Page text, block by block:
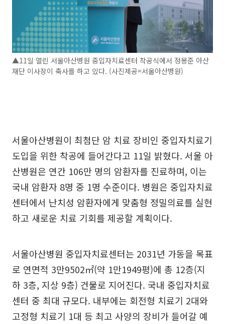
▲11일 열린 서울아산병원 중입자치료센터 착공식에서 정몽준 아산
재단 이사장이 축사를 하고 있다. (사진제공=서울아산병원)
서울아산병원이 최첨단 암 치료 장비인 중입자치료기
도입을 위한 착공에 들어간다고 11일 밝혔다. 서울 아
산병원은 연간 106만 명의 암환자를 진료하며, 이는
국내 암환자 8명 중 1명 수준이다. 병원은 중입자치료
센터에서 난치성 암환자에게 맞춤형 정밀의료를 실현
하고 새로운 치료 기회를 제공할 계획이다.
서울아산병원 중입자치료센터는 2031년 가동을 목표
로 연면적 3만9502㎡(약 1만1949평)에 총 12층(지
하 3층, 지상 9층) 건물로 지어진다. 국내 중입자치료
센터 중 최대 규모다. 내부에는 회전형 치료기 2대와
고정형 치료기 1대 등 최고 사양의 장비가 들어갈 예